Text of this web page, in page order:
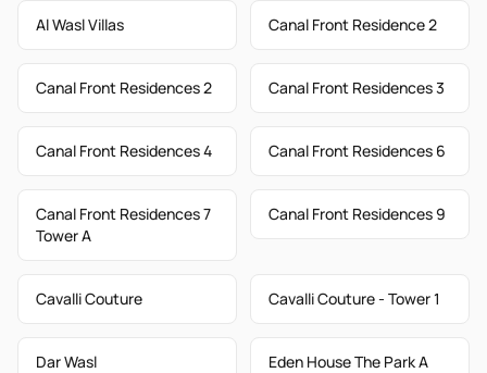
Al Wasl Villas Canal Front Residence 2
Canal Front Residences 2 Canal Front Residences 3
Canal Front Residences 4 Canal Front Residences 6
Canal Front Residences 7
Tower A
Canal Front Residences 9
Cavalli Couture Cavalli Couture - Tower 1
Dar Wasl Eden House The Park A